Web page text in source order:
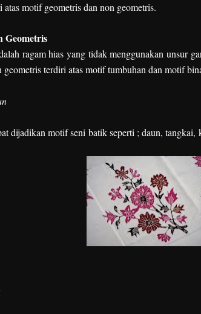
motif geometris dan non geometris.
Geometris
ragam hias yang tidak menggunakan unsur
terdiri atas motif tumbuhan dan motif
motif seni batik seperti ; daun, tangkai,